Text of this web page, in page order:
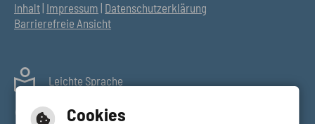
Inhalt Impressum Datenschutzerklärung
Barrierefreie Ansicht
Leichte Sprache
Gebärdensprache
Cookies